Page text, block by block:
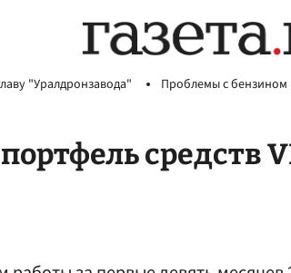
"Уралдронзавода" Проблемы с бензином
средств